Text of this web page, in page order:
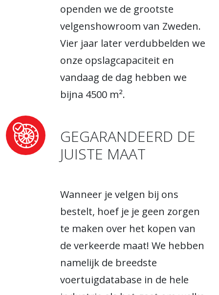
openden we de grootste
velgenshowroom van Zweden.
Vier jaar later verdubbelden we
onze opslagcapaciteit en
vandaag de dag hebben we
bijna 4500 m².
GEGARANDEERD DE
JUISTE MAAT
Wanneer je velgen bij ons
bestelt, hoef je je geen zorgen
te maken over het kopen van
de verkeerde maat! We hebben
namelijk de breedste
voertuigdatabase in de hele